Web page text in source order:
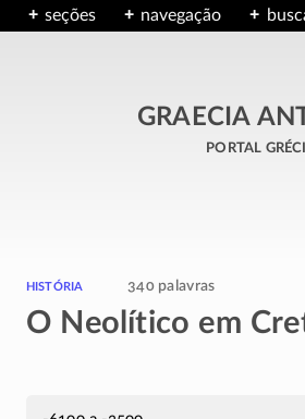
seções navegação
GRAECIA
portal
história 340 palavras
O Neolítico em